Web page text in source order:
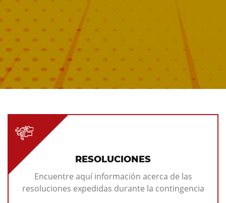
RESOLUCIONES
Encuentre aquí información acerca de las
resoluciones expedidas durante la contingencia